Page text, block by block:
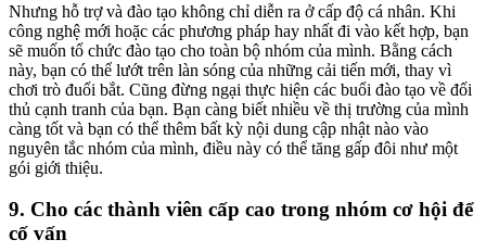
Nhưng hỗ trợ và đào tạo không chỉ diễn ra ở cấp độ cá nhân. Khi
công nghệ mới hoặc các phương pháp hay nhất đi vào kết hợp, bạn
sẽ muốn tổ chức đào tạo cho toàn bộ nhóm của mình. Bằng cách
này, bạn có thể lướt trên làn sóng của những cải tiến mới, thay vì
chơi trò đuổi bắt. Cũng đừng ngại thực hiện các buổi đào tạo về đối
thủ cạnh tranh của bạn. Bạn càng biết nhiều về thị trường của mình
càng tốt và bạn có thể thêm bất kỳ nội dung cập nhật nào vào
nguyên tắc nhóm của mình, điều này có thể tăng gấp đôi như một
gói giới thiệu.
9. Cho các thành viên cấp cao trong nhóm cơ hội để
cố vấn